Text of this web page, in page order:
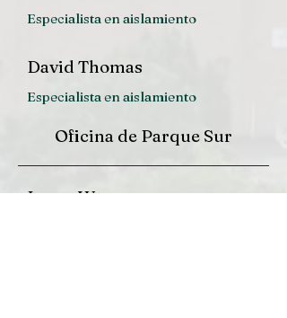
Especialista en aislamiento
David Thomas
Especialista en aislamiento
Oficina de Parque Sur
Laura Wagner